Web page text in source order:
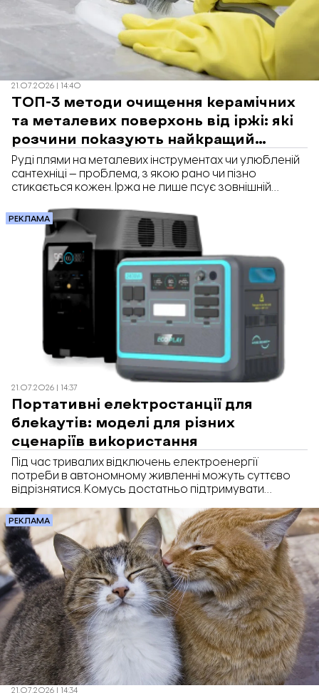
21.07.2026 | 14:40
ТОП-3 методи очищення керамічних
та металевих поверхонь від іржі: які
розчини показують найкращий
результат?
Руді плями на металевих інструментах чи улюбленій
сантехніці — проблема, з якою рано чи пізно
стикається кожен. Іржа не лише псує зовнішній
структуру. Для боротьби з цим нальотом часто
використовується промислова соляна кислота або
м'якші побутові розчини, які здатні швидко
повернути поверхням початковий блиск та чистоту.
РЕКЛАМА
21.07.2026 | 14:37
Портативні електростанції для
блекаутів: моделі для різних
сценаріїв використання
Під час тривалих відключень електроенергії
потреби в автономному живленні можуть суттєво
відрізнятися. Комусь достатньо підтримувати
підключати холодильник або кілька побутових
приладів. У таких випадках міні електростанція дає
змогу створити резерв джерела живлення без
використання традиційного паливного генератора.
РЕКЛАМА
21.07.2026 | 14:34